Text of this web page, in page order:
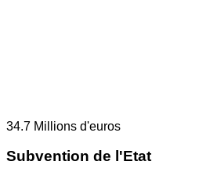
34.7 Millions d'euros
Subvention de l'Etat